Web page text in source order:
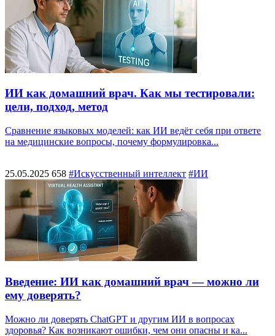
ИИ как домашний врач. Как мы тестировали:
цели, подход, метод
Сравнение языковых моделей: как ИИ ведёт себя при ответе
на медицинские вопросы, почему формулировка...
25.05.2025 658 #Искусственный интеллект #ИИ
Введение: ИИ как домашний врач — можно ли
ему доверять?
Можно ли доверять ChatGPT и другим ИИ в вопросах
здоровья? Как возникают ошибки, чем они опасны и ка...